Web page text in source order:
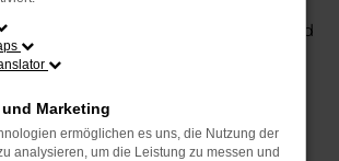
kommt hinzu, dass Sie
Nachlass freuen dürfen und
Unternehmen mit mehr als 80
setzen.
Marketing
ermöglichen es uns, die Nutzung der
analysieren, um die Leistung zu messen und